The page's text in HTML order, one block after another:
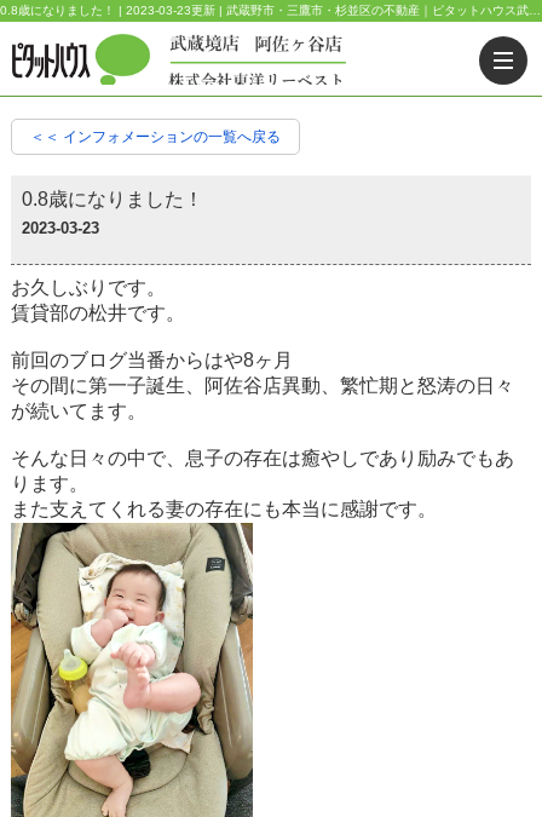
＜＜ インフォメーションの一覧へ戻る
0.8歳になりました！
2023-03-23
お久しぶりです。
賃貸部の松井です。
前回のブログ当番からはや8ヶ月
その間に第一子誕生、阿佐谷店異動、繁忙期と怒涛の日々
が続いてます。
そんな日々の中で、息子の存在は癒やしであり励みでもあ
ります。
また支えてくれる妻の存在にも本当に感謝です。